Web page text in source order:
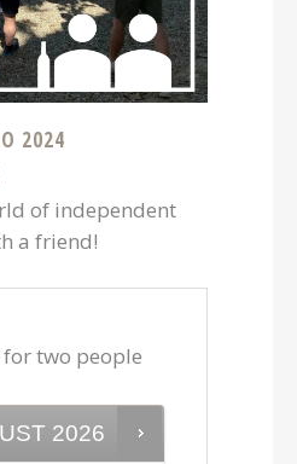
2024
of independent
a friend!
two people
2026